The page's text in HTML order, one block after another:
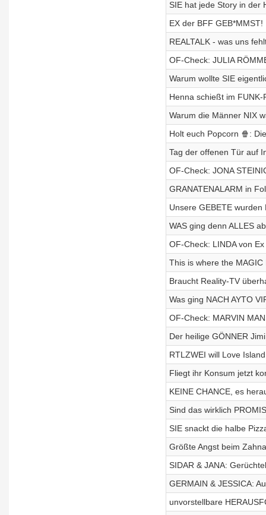
SIE hat jede Story in der
EX der BFF
REALTALK - was uns
OF-Check: JULIA
Warum wollte SIE
Henna schießt im
Warum die Männer NIX
Holt euch Popcorn 🍿:
Tag der offenen Tür auf
OF-Check: JONA
GRANATENALARM in
Unsere GEBETE
WAS ging denn ALLES
OF-Check: LINDA von
This is where the MAGIC
Braucht Reality-TV
Was ging NACH AYTO
OF-Check: MARVIN
Der heilige GÖNNER
RTLZWEI will Love
Fliegt ihr Konsum jetzt
KEINE CHANCE, es
Sind das wirklich
SIE snackt die halbe
Größte Angst beim
SIDAR & JANA:
GERMAIN & JESSICA:
unvorstellbare